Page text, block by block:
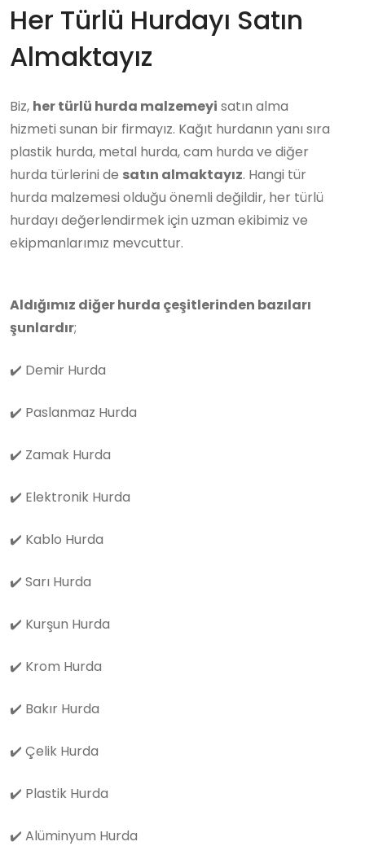
Her Türlü Hurdayı Satın
Almaktayız
Biz, her türlü hurda malzemeyi satın alma
hizmeti sunan bir firmayız. Kağıt hurdanın yanı sıra
plastik hurda, metal hurda, cam hurda ve diğer
hurda türlerini de satın almaktayız. Hangi tür
hurda malzemesi olduğu önemli değildir, her türlü
hurdayı değerlendirmek için uzman ekibimiz ve
ekipmanlarımız mevcuttur.
Aldığımız diğer hurda çeşitlerinden bazıları
şunlardır;
✔️ Demir Hurda
✔️ Paslanmaz Hurda
✔️ Zamak Hurda
✔️ Elektronik Hurda
✔️ Kablo Hurda
✔️ Sarı Hurda
✔️ Kurşun Hurda
✔️ Krom Hurda
✔️ Bakır Hurda
✔️ Çelik Hurda
✔️ Plastik Hurda
✔️ Alüminyum Hurda